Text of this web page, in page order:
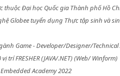
thuộc Đại học Quốc gia Thành phố Hồ
Globee tuyển dụng Thực tập sinh và
Game - Developer/Designer/Technical
trí FRESHER (JAVA/.NET) (Web/ Winform)
Academy 2022